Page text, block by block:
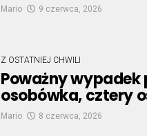
Mario 9 czerwca, 2026
Z OSTATNIEJ CHWILI
Poważny wypadek
osobówka, cztery
Mario 8 czerwca, 2026